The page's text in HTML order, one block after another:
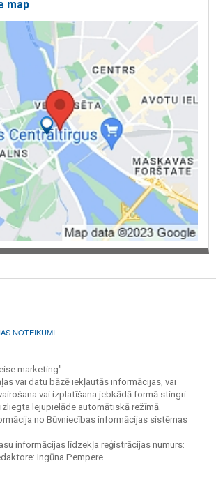
map
NOTEIKUMI
marketing".
vai datu bāzē iekļautās informācijas, vai
vai izplatīšana jebkādā formā stingri
lejupielāde automātiskā režīmā.
no Būvniecības informācijas sistēmas
informācijas līdzekļa reģistrācijas numurs:
Ingūna Pempere.